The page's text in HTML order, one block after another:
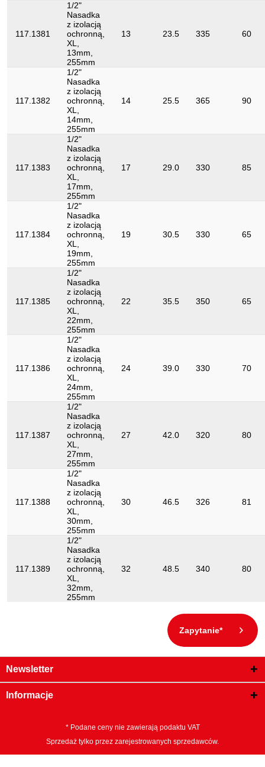
Profil2: Metryczny
117.1381
1/2"
Nasadka
z izolacją
ochronną,
XL,
13mm,
255mm
13 23.5 335 60
117.1382
1/2"
Nasadka
z izolacją
ochronną,
XL,
14mm,
255mm
14 25.5 365 90
117.1383
1/2"
Nasadka
z izolacją
ochronną,
XL,
17mm,
255mm
17 29.0 330 85
117.1384
1/2"
Nasadka
z izolacją
ochronną,
XL,
19mm,
255mm
19 30.5 330 65
117.1385
1/2"
Nasadka
z izolacją
ochronną,
XL,
22mm,
255mm
22 35.5 350 65
117.1386
1/2"
Nasadka
z izolacją
ochronną,
XL,
24mm,
255mm
24 39.0 330 70
117.1387
1/2"
Nasadka
z izolacją
ochronną,
XL,
27mm,
255mm
27 42.0 320 80
117.1388
1/2"
Nasadka
z izolacją
ochronną,
XL,
30mm,
255mm
30 46.5 326 81
117.1389
1/2"
Nasadka
z izolacją
ochronną,
XL,
32mm,
255mm
32 48.5 340 80
Zapytanie*
Newsletter
Informacje
* Podane ceny nie zawierają podaktu VAT
Sprzedaż tylko przez zarejestrowanych sprzedawców.